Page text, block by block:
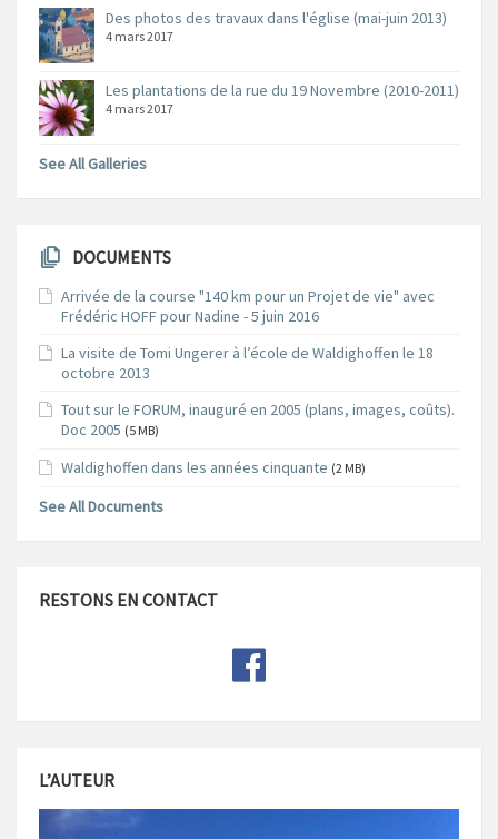
Des photos des travaux dans l'église (mai-juin 2013)
4 mars 2017
Les plantations de la rue du 19 Novembre (2010-2011)
4 mars 2017
See All Galleries
DOCUMENTS
Arrivée de la course "140 km pour un Projet de vie" avec
Frédéric HOFF pour Nadine - 5 juin 2016
La visite de Tomi Ungerer à l’école de Waldighoffen le 18
octobre 2013
Tout sur le FORUM, inauguré en 2005 (plans, images, coûts).
Doc 2005 (5 MB)
Waldighoffen dans les années cinquante (2 MB)
See All Documents
RESTONS EN CONTACT
L’AUTEUR